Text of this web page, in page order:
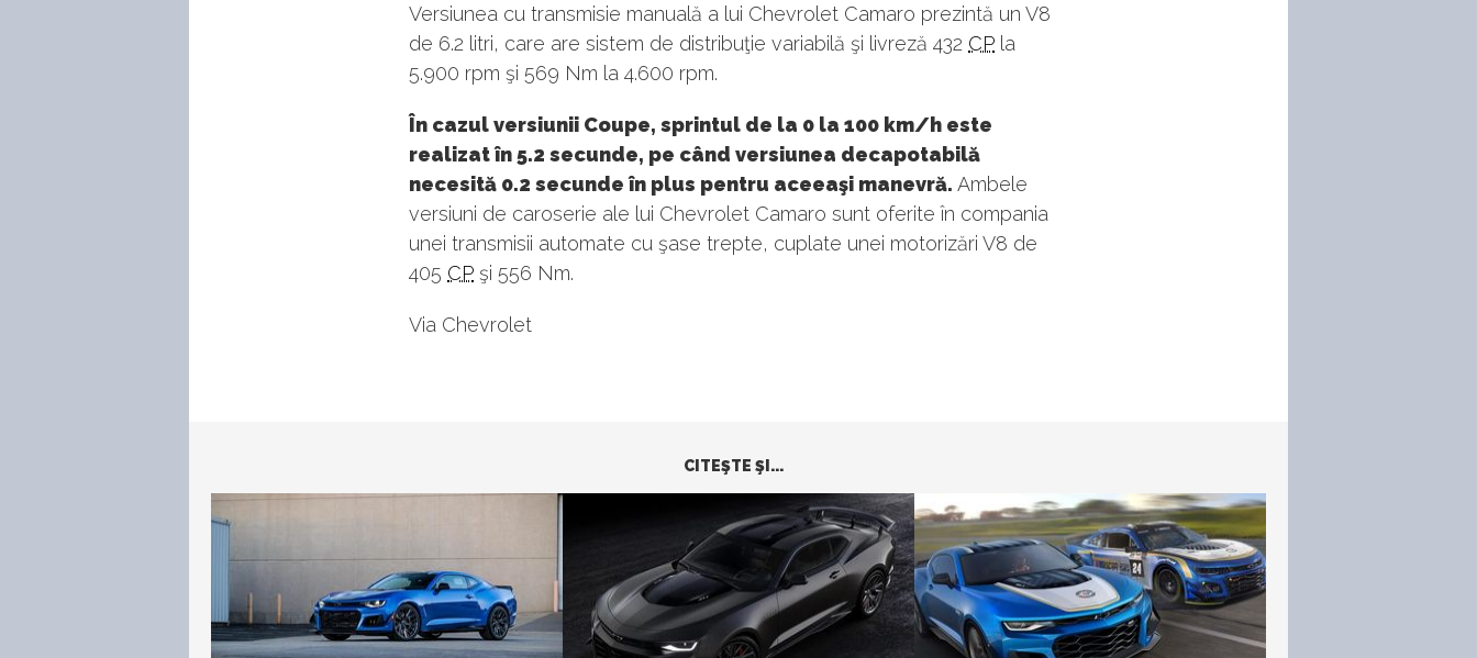
Versiunea cu transmisie manuală a lui Chevrolet Camaro prezintă un V8
de 6.2 litri, care are sistem de distribuţie variabilă şi livreză 432 CP la
5.900 rpm şi 569 Nm la 4.600 rpm.
În cazul versiunii Coupe, sprintul de la 0 la 100 km/h este
realizat în 5.2 secunde, pe când versiunea decapotabilă
necesită 0.2 secunde în plus pentru aceeaşi manevră. Ambele
versiuni de caroserie ale lui Chevrolet Camaro sunt oferite în compania
unei transmisii automate cu şase trepte, cuplate unei motorizări V8 de
405 CP şi 556 Nm.
Via Chevrolet
CITEŞTE ŞI...